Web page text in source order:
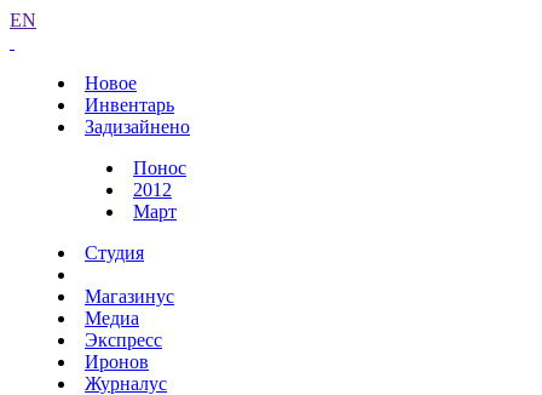
EN
Новое
Инвентарь
Задизайнено
Понос
2012
Март
Студия
Магазинус
Медиа
Экспресс
Иронов
Журналус